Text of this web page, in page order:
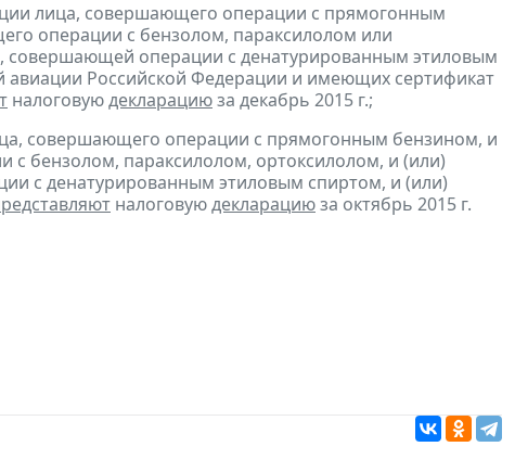
лица, совершающего операции с прямогонным
операции с бензолом, параксилолом или
совершающей операции с денатурированным этиловым
авиации Российской Федерации и имеющих сертификат
налоговуюдекларациюза декабрь 2015 г.;
совершающего операции с прямогонным бензином, и
с бензолом, параксилолом, ортоксилолом, и (или)
с денатурированным этиловым спиртом, и (или)
налоговуюдекларациюза октябрь 2015 г.